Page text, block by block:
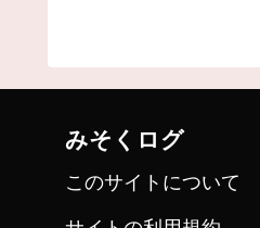
みそくログ
このサイトについて